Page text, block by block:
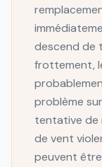
descend de
frottement,
problème
tentative de
de vent
peuvent